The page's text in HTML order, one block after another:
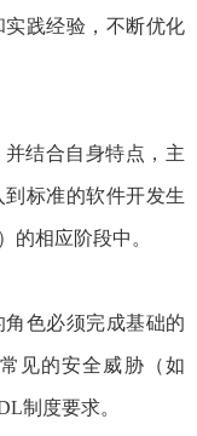
实践经验，不断优化
结合自身特点，主
标准的软件开发生
的相应阶段中。
角色必须完成基础的
见的安全威胁（如
制度要求。